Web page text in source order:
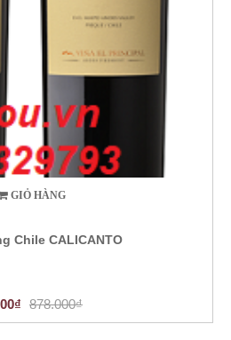
GIỎ HÀNG
Chile CALICANTO
878.000₫